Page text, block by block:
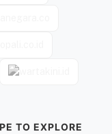
TO EXPLORE